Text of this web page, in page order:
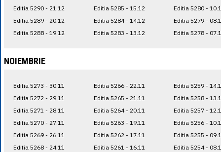
1 RSD= 0.0425
1 RUB= 0.0530
Editia 5290 - 21.12
Editia 5289 - 20.12
Editia 5288 - 19.12
Editia 5285 - 15.12
Editia 5284 - 14.12
Editia 5283 - 13.12
Editia 5280 -
Editia 5279 -
Editia 5278 -
NOIEMBRIE
Editia 5273 - 30.11
Editia 5272 - 29.11
Editia 5271 - 28.11
Editia 5270 - 27.11
Editia 5269 - 26.11
Editia 5268 - 24.11
Editia 5266 - 22.11
Editia 5265 - 21.11
Editia 5264 - 20.11
Editia 5263 - 19.11
Editia 5262 - 17.11
Editia 5261 - 16.11
Editia 5259 -
Editia 5258 -
Editia 5257 -
Editia 5256 -
Editia 5255 -
Editia 5254 -